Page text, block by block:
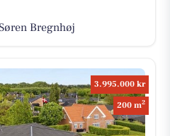
Bregnhøj
3.995.000 kr
200 m2